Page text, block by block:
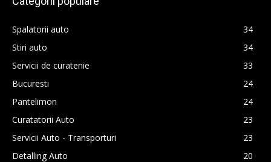
Spalatorii auto
34
Stiri auto
34
Servicii de curatenie
33
Bucuresti
24
Pantelimon
24
Curatatorii Auto
23
Servicii Auto - Transporturi
23
Detalling Auto
20